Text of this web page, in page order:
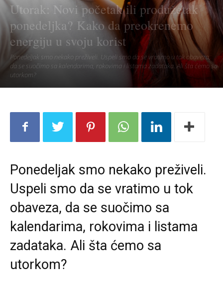
Utorak: Novi početak ili produžetak
ponedeljka? Kako da preokrenemo
energiju u svoju korist
Ponedeljak smo nekako preživeli. Uspeli smo da se vratimo u tok obaveza,
da se suočimo sa kalendarima, rokovima i listama zadataka. Ali šta ćemo sa
utorkom?
Ponedeljak smo nekako preživeli.
Uspeli smo da se vratimo u tok
obaveza, da se suočimo sa
kalendarima, rokovima i listama
zadataka. Ali šta ćemo sa
utorkom?